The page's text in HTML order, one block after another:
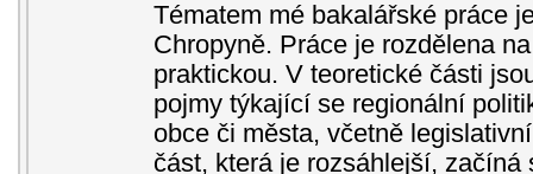
Tématem mé bakalářské práce
Chropyně. Práce je rozdělena
praktickou. V teoretické části
pojmy týkající se regionální
obce či města, včetně
část, která je rozsáhlejší, začíná